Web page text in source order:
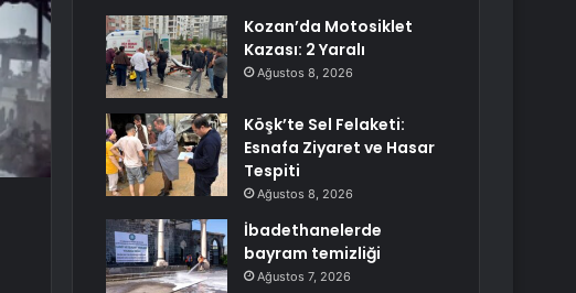
Kozan’da Motosiklet
Kazası: 2 Yaralı
Ağustos 8, 2026
Köşk’te Sel Felaketi:
Esnafa Ziyaret ve Hasar
Tespiti
Ağustos 8, 2026
İbadethanelerde
bayram temizliği
Ağustos 7, 2026